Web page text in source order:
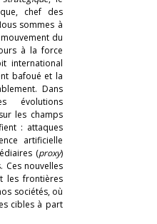
chef des
sommes à
du
à la force
international
bafoué et la
Dans
évolutions
les champs
: attaques
artificielle
(proxy)
Ces nouvelles
les frontières
sociétés, où
cibles à part